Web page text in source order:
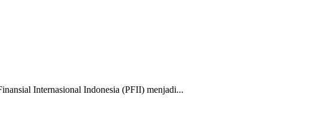
Internasional Indonesia (PFII) menjadi...